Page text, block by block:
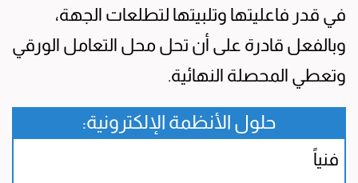
في قدر فاعليتها وتلبيتها لتطلعات الجهة،
وبالفعل قادرة على أن تحل محل التعامل الورقي
وتعطي المحصلة النهائية.
حلول الأنظمة الإلكترونية:
فنياً